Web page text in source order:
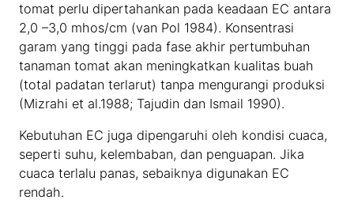
tomat perlu dipertahankan pada keadaan EC antara
2,0 –3,0 mhos/cm (van Pol 1984). Konsentrasi
garam yang tinggi pada fase akhir pertumbuhan
tanaman tomat akan meningkatkan kualitas buah
(total padatan terlarut) tanpa mengurangi produksi
(Mizrahi et al.1988; Tajudin dan Ismail 1990).
Kebutuhan EC juga dipengaruhi oleh kondisi cuaca,
seperti suhu, kelembaban, dan penguapan. Jika
cuaca terlalu panas, sebaiknya digunakan EC
rendah.